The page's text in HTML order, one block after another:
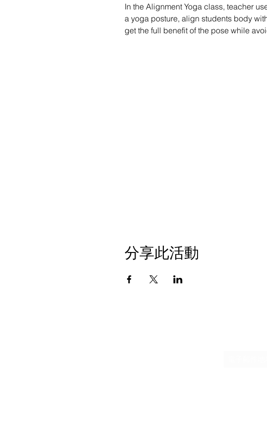
In the Alignment Yoga class, teacher
a yoga posture, align students body
get the full benefit of the pose while
分享此活動